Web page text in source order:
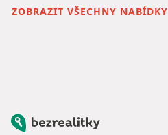
ZOBRAZIT VŠECHNY NABÍDKY
Bezrealitky